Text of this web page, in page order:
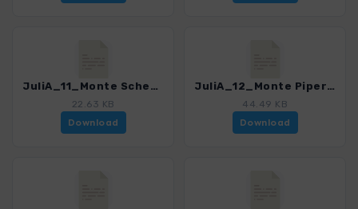
JuliA_11_Monte Schenone_0366_2.gpx
22.63 KB
Download
JuliA_12_Monte Piper_0366_2.gpx
44.49 KB
Download